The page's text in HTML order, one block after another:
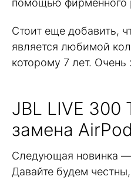
Стоит еще добавить,
является любимой
которому 7 лет.
JBL LIVE 300
замена
Следующая новинка —
Давайте будем